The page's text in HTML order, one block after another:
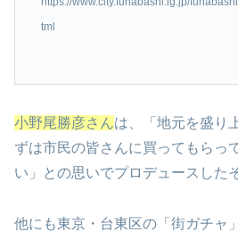
tml
小野尾勝彦さんは、「地元を盛り
ずは市民の皆さんに買ってもらっ
い」との思いでプロデュースした
他にも東京・台東区の「街ガチャ